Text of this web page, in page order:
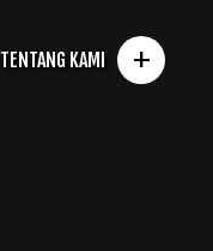
TENTANG KAMI +